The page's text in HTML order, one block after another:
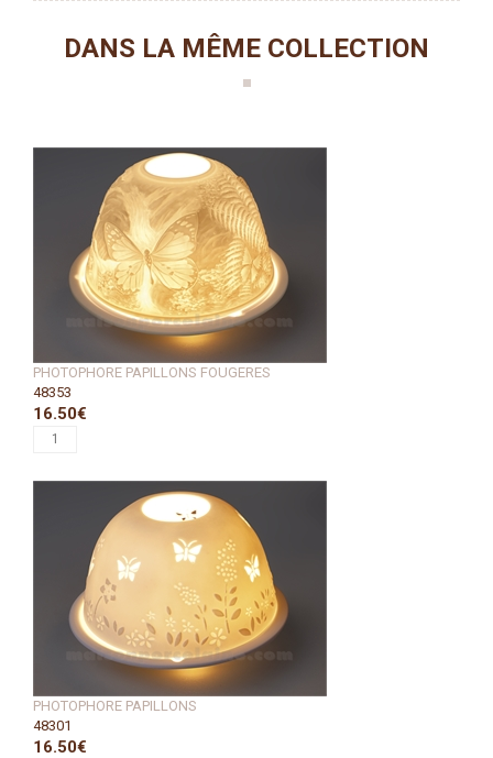
DANS LA MÊME COLLECTION
PHOTOPHORE PAPILLONS FOUGERES
48353
16.50€
PHOTOPHORE PAPILLONS
48301
16.50€